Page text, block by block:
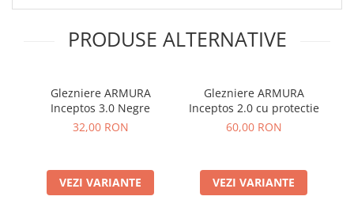
PRODUSE ALTERNATIVE
Glezniere ARMURA
Inceptos 3.0 Negre
32,00 RON
VEZI VARIANTE
Glezniere ARMURA
Inceptos 2.0 cu protectie
60,00 RON
VEZI VARIANTE